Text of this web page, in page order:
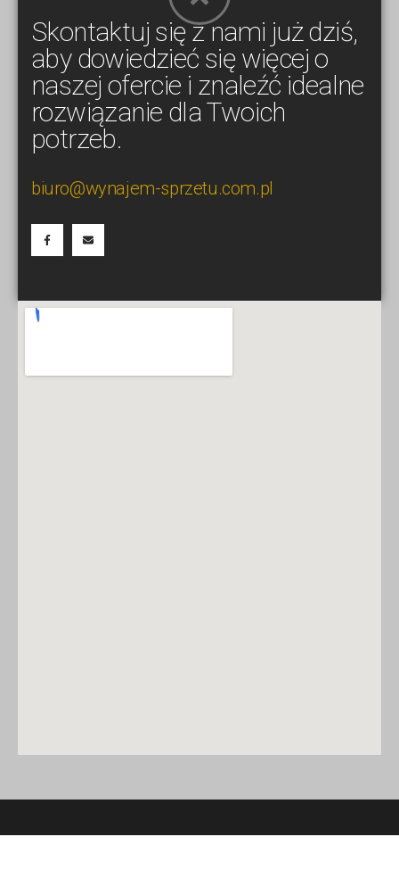
Skontaktuj się z nami już dziś,
aby dowiedzieć się więcej o
naszej ofercie i znaleźć idealne
rozwiązanie dla Twoich
potrzeb.
biuro@wynajem-sprzetu.com.pl